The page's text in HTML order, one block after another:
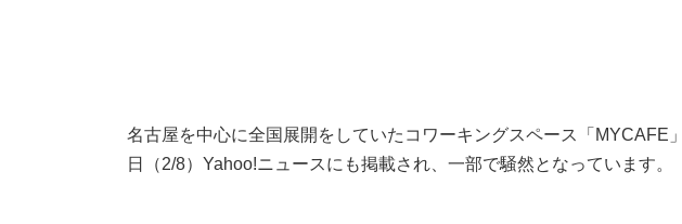
名古屋を中心に全国展開をしていたコワーキングスペース「
日（2/8）Yahoo!ニュースにも掲載され、一部で騒然となっています。